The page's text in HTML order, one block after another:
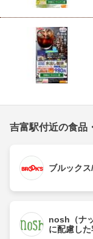
吉富駅付近の食品
ブルックス
nosh（ナ
に配慮し